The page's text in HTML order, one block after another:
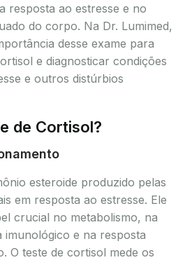
resposta ao estresse e no
do corpo. Na Dr. Lumimed,
desse exame para
e diagnosticar condições
e outros distúrbios
de Cortisol?
esteroide produzido pelas
em resposta ao estresse. Ele
crucial no metabolismo, na
imunológico e na resposta
O teste de cortisol mede os